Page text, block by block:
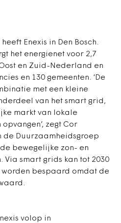
Enexis in Den Bosch.
het energienet voor 2,7
en Zuid-Nederland en
en 130 gemeenten. ‘De
met een kleine
van het smart grid,
markt van lokale
zegt Cor
de Duurzaamheidsgroep
de bewegelijke zon- en
Via smart grids kan tot 2030
bespaard omdat de
volop in